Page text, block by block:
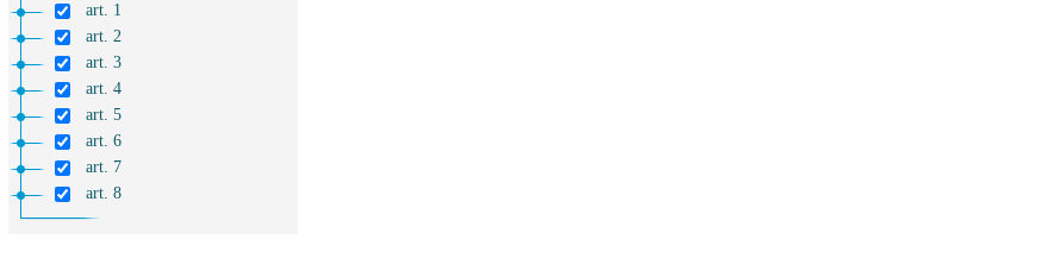
art. 1
art. 2
art. 3
art. 4
art. 5
art. 6
art. 7
art. 8